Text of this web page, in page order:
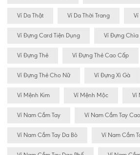
Ví Da Thật Ví Da Thời Trang Ví
Ví Đựng Card Tiện Dụng Ví Đựng Chìa
Ví Đựng Thẻ Ví Đựng Thẻ Cao Cấp
Ví Đựng Thẻ Cho Nữ Ví Đựng Xì Gà
Ví Mệnh Kim Ví Mệnh Mộc Ví
Ví Nam Cầm Tay Ví Nam Cầm Tay
Ví Nam Cầm Tay Da Bò Ví Nam Cầm